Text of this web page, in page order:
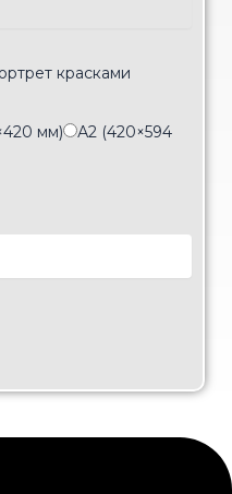
красками
мм)
А2 (420×594